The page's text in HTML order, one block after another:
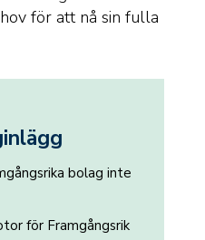
för att nå sin fulla
bolag inte
för Framgångsrik